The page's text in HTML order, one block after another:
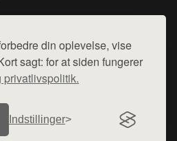
din oplevelse, vise
sagt: for at siden fungerer
privatlivspolitik.
Indstillinger
side - vi henviser til de shops,